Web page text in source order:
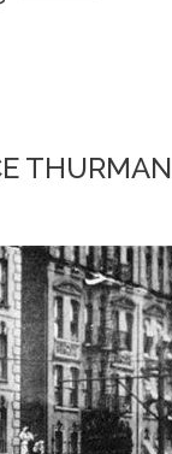
THURMAN